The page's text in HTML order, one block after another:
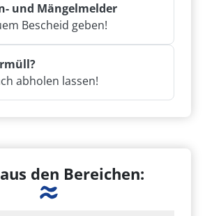
und Mängelmelder
Bescheid geben!
abholen lassen!
den Bereichen: